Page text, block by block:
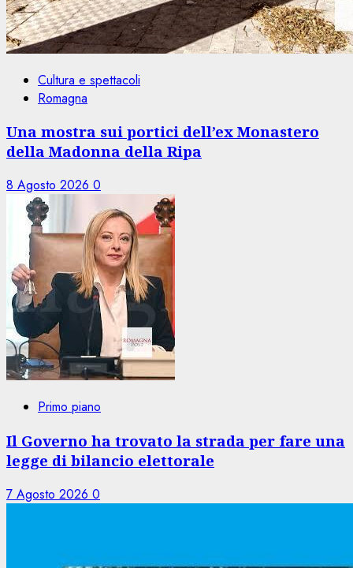
Cultura e spettacoli
Romagna
Una mostra sui portici dell’ex Monastero
della Madonna della Ripa
8 Agosto 2026 0
Primo piano
Il Governo ha trovato la strada per fare una
legge di bilancio elettorale
7 Agosto 2026 0